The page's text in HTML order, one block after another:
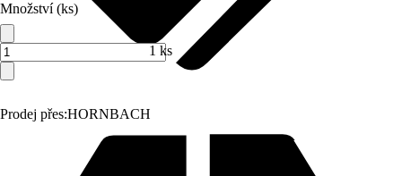
Prodej přes:HORNBACH
Množství (ks)
1 ks